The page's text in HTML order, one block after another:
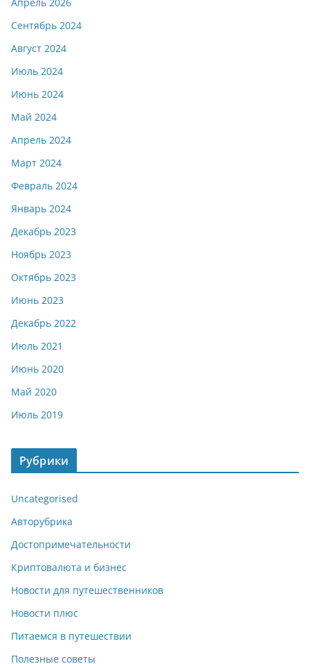
Сентябрь 2024
Август 2024
Июль 2024
Июнь 2024
Май 2024
Апрель 2024
Март 2024
Февраль 2024
Январь 2024
Декабрь 2023
Ноябрь 2023
Октябрь 2023
Июнь 2023
Декабрь 2022
Июль 2021
Июнь 2020
Май 2020
Июль 2019
Рубрики
Uncategorised
Авторубрика
Достопримечательности
Криптовалюта и бизнес
Новости для путешественников
Новости плюс
Питаемся в путешествии
Полезные советы